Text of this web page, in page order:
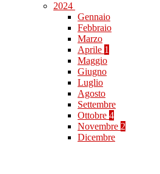
2024
Gennaio
Febbraio
Marzo
Aprile 1
Maggio
Giugno
Luglio
Agosto
Settembre
Ottobre 4
Novembre 2
Dicembre